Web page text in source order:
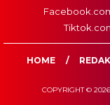
HOME
COPYRIGHT ©